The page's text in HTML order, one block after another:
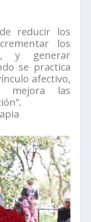
reducir los
los
y generar
se practica
afectivo,
mejora las